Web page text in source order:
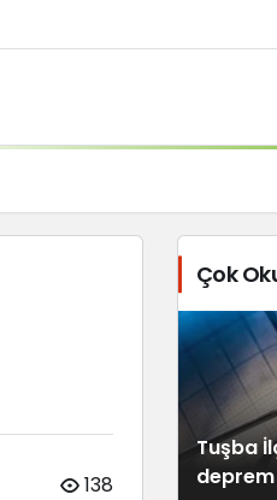
138
Çok
Tuşba
deprem